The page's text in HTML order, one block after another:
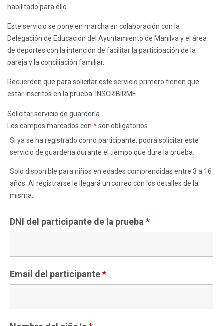
habilitado para ello.
Este servicio se pone en marcha en colaboración con la
Delegación de Educación del Ayuntamiento de Manilva y el área
de deportes con la intención de facilitar la participación de la
pareja y la conciliación familiar.
Recuerden que para solicitar este servicio primero tienen que
estar inscritos en la prueba: INSCRIBIRME
Solicitar servicio de guardería
Los campos marcados con *son obligatorios
Si ya se ha registrado como participante, podrá solicitar este
servicio de guardería durante el tiempo que dure la prueba.
Solo disponible para niños en edades comprendidas entre 3 a 16
años. Al registrarse le llegará un correo con los detalles de la
misma.
DNI del participante de la prueba *
Email del participante*